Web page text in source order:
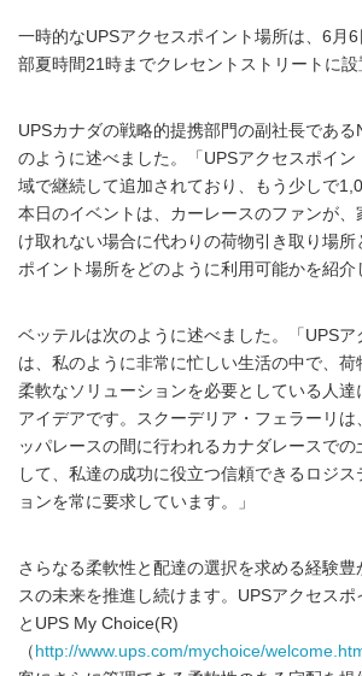
一時的なUPSアクセスポイント場所は、6月
部夏時間21時までクレセントストリートに設
UPSカナダの戦略的提携部門の副社長であ
のように述べました。「UPSアクセスポイ
域で継続して追加されており、もう少しで
本日のイベントは、カーレースのファンが、
け取れない場合に代わりの荷物引き取り場所
ポイント場所をどのように利用可能かを紹介
ベッテルは次のように述べました。「UPS
は、私のように非常に忙しい生活の中で、
柔軟なソリューションを必要としている人
アイデアです。スクーデリア・フェラーリは
ッパレースの間に行われるカナダレースで
して、私達の成功に役立つ信頼できるロジ
ョンを常に要求しています。」
さらなる柔軟性と配達の選択を求める経験
スの未来を推進し続けます。UPSアクセスポ
とUPS My Choice(R)
（ http://www.ups.com/mychoice/